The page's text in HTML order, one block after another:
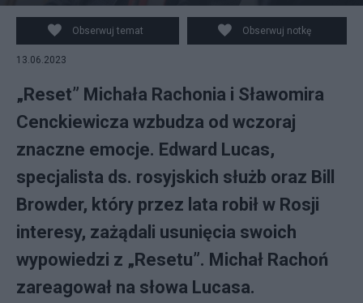
Michał Rachoń i Sławomir Cenckiewicz. Fot.
PAP/Tomasz Gzell
Obserwuj temat Obserwuj notkę
13.06.2023
„Reset” Michała Rachonia i Sławomira
Cenckiewicza wzbudza od wczoraj
znaczne emocje. Edward Lucas,
specjalista ds. rosyjskich służb oraz Bill
Browder, który przez lata robił w Rosji
interesy, zażądali usunięcia swoich
wypowiedzi z „Resetu”. Michał Rachoń
zareagował na słowa Lucasa.